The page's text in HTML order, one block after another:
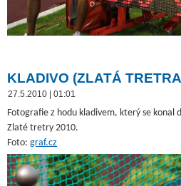
KLADIVO (ZLATÁ
27.5.2010 | 01:01
Fotografie z hodu kladivem, který se konal
Zlaté tretry 2010.
Foto: graf.cz